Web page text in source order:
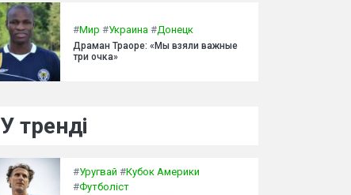
#Мир #Украина #Донецк
Драман Траоре: «Мы взяли важные
три очка»
У тренді
#Уругвай #Кубок Америки
#Футболіст